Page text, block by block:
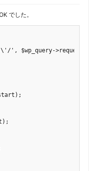
でした。
$wp_query->request,